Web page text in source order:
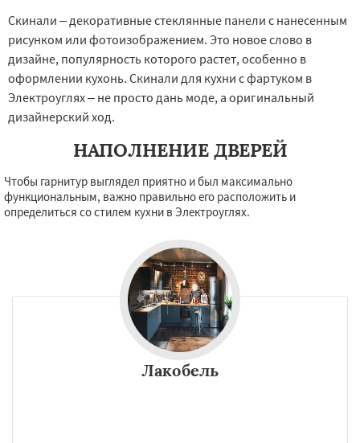
Скинали – декоративные стеклянные панели с нанесенным
рисунком или фотоизображением. Это новое слово в
дизайне, популярность которого растет, особенно в
оформлении кухонь. Скинали для кухни с фартуком в
Электроуглях – не просто дань моде, а оригинальный
дизайнерский ход.
НАПОЛНЕНИЕ ДВЕРЕЙ
Чтобы гарнитур выглядел приятно и был максимально
функциональным, важно правильно его расположить и
определиться со стилем кухни в Электроуглях.
Лакобель